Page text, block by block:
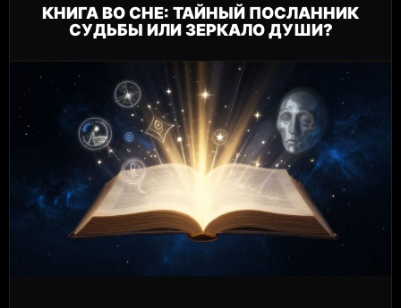
КНИГА ВО СНЕ: ТАЙНЫЙ ПОСЛАННИК
СУДЬБЫ ИЛИ ЗЕРКАЛО ДУШИ?